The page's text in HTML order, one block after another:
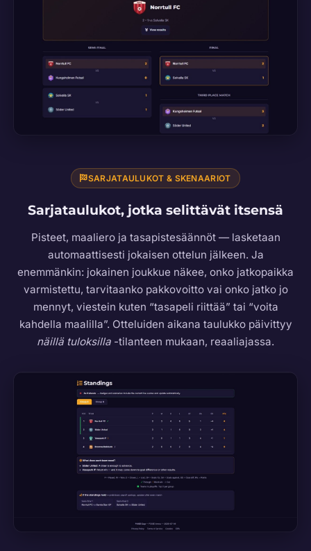
SARJATAULUKOT & SKENAARIOT
Sarjataulukot, jotka selittävät itsensä
Pisteet, maaliero ja tasapistesäännöt — lasketaan
automaattisesti jokaisen ottelun jälkeen. Ja
enemmänkin: jokainen joukkue näkee, onko jatkopaikka
varmistettu, tarvitaanko pakkovoitto vai onko jatko jo
mennyt, viestein kuten “tasapeli riittää” tai “voita
kahdella maalilla”. Otteluiden aikana taulukko päivittyy
näillä tuloksilla -tilanteen mukaan, reaaliajassa.